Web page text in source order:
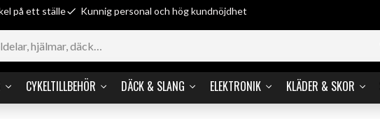
på ett ställe Kunnig personal och hög kundnöjdhet
CYKELTILLBEHÖR DÄCK & SLANG ELEKTRONIK KLÄDER & SKOR